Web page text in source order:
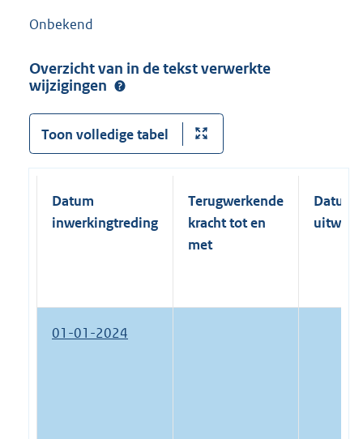
Onbekend
Overzicht van in de tekst verwerkte
wijzigingen
Toon volledige tabel
Datum
inwerkingtreding
Terugwerkende
kracht tot en
met
Datum
01-01-2024